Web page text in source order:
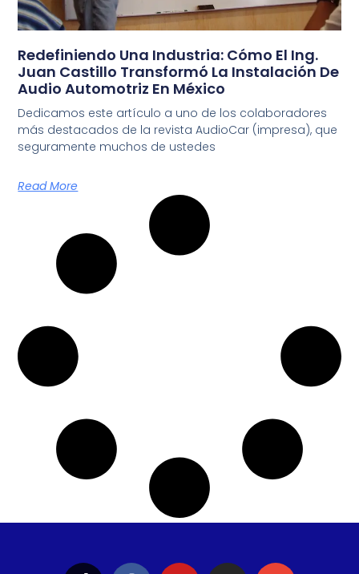
Redefiniendo Una Industria: Cómo El Ing.
Juan Castillo Transformó La Instalación De
Audio Automotriz En México
Dedicamos este artículo a uno de los colaboradores
más destacados de la revista AudioCar (impresa), que
seguramente muchos de ustedes
Read More